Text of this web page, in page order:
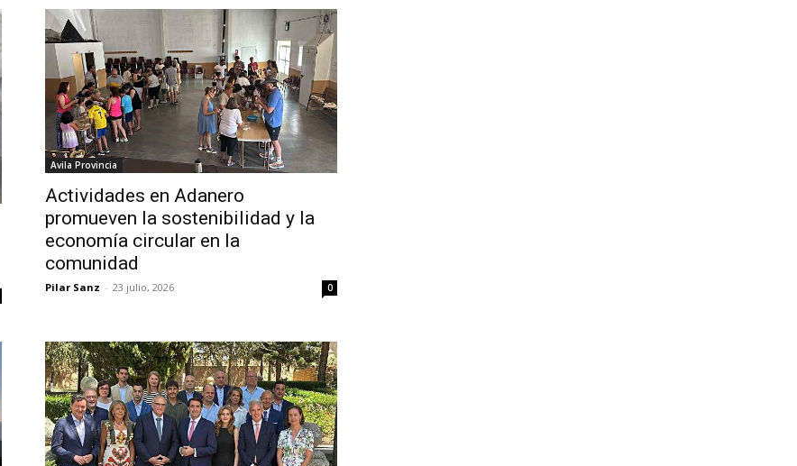
Avila Provincia
Actividades en Adanero
promueven la sostenibilidad y la
economía circular en la
comunidad
Pilar Sanz - 23 julio, 2026 0